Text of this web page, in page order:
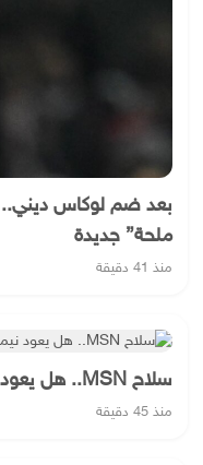
بعد ضم لوكاس
ملحة” جديدة
منذ 41 دقيقة
سلاح MSN.. هل يعود نيمار لمزاملة ميسي وسواريز؟
منذ 45 دقيقة